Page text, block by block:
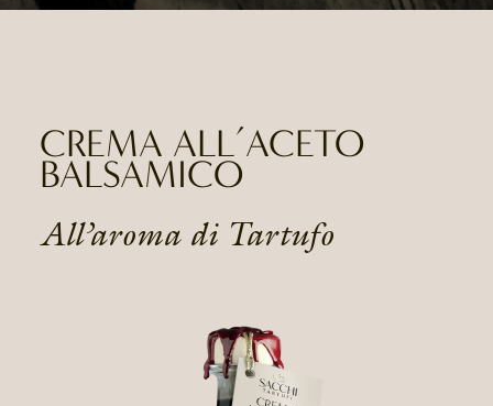
CREMA ALL’ACETO
BALSAMICO
All’aroma di Tartufo